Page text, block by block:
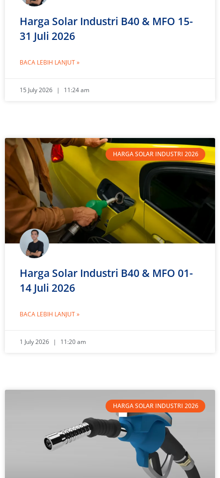
Harga Solar Industri B40 & MFO 15-
31 Juli 2026
BACA LEBIH LANJUT »
15 July 2026 11:24 am
HARGA SOLAR INDUSTRI 2026
Harga Solar Industri B40 & MFO 01-
14 Juli 2026
BACA LEBIH LANJUT »
1 July 2026 11:20 am
HARGA SOLAR INDUSTRI 2026